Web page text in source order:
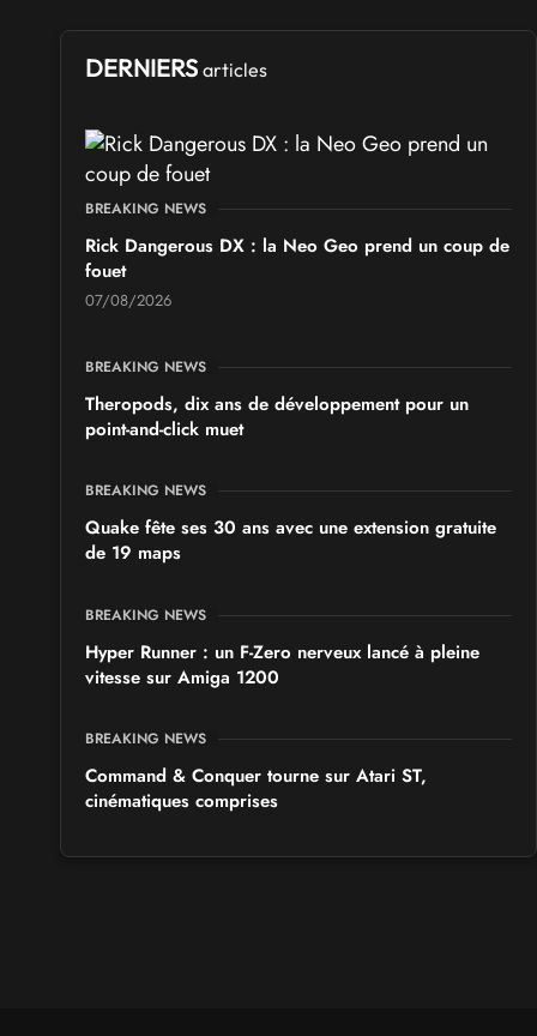
SALONS & CONVENTIONS GEEKS
Ponta Geek 2026
SALONS & CONVENTIONS GEEKS
GeekNIID 2026
les 19 et 20 septembre 2026 - à Grigny
SALONS & CONVENTIONS GEEKS
Japan Manga Wave Colmar 2026
DERNIERS articles
BREAKING NEWS
Rick Dangerous DX : la Neo Geo prend un coup de
fouet
07/08/2026
BREAKING NEWS
Theropods, dix ans de développement pour un
point-and-click muet
BREAKING NEWS
Quake fête ses 30 ans avec une extension gratuite
de 19 maps
BREAKING NEWS
Hyper Runner : un F-Zero nerveux lancé à pleine
vitesse sur Amiga 1200
BREAKING NEWS
Command & Conquer tourne sur Atari ST,
cinématiques comprises